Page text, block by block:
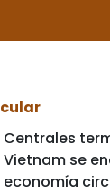
POLÍTICA
Centrales
Vietnam se
economía